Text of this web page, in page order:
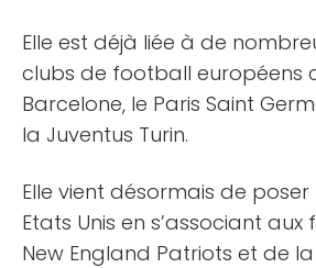
Elle est déjà liée à de
clubs de football européens
Barcelone, le Paris Saint
la Juventus Turin.
Elle vient désormais de
Etats Unis en s’associant aux
New England Patriots et de